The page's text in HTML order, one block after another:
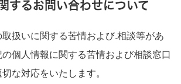
するお問い合わせについて
扱いに関する苦情および.相談等があ
個人情報に関する苦情および相談窓口
な対応をいたします。